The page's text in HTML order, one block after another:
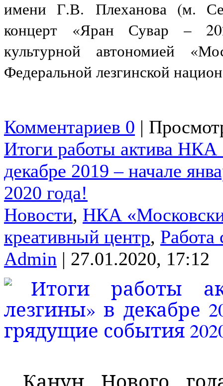
имени Г.В. Плеханова (м.
концерт «Яран Сувар –
культурной автономией
Федеральной лезгинской
Комментариев 0 |
Итоги работы актива НКА
декабре 2019 – начале
2020 года!
Новости, НКА
креативный центр,
Admin | 27.01.2020, 17:12